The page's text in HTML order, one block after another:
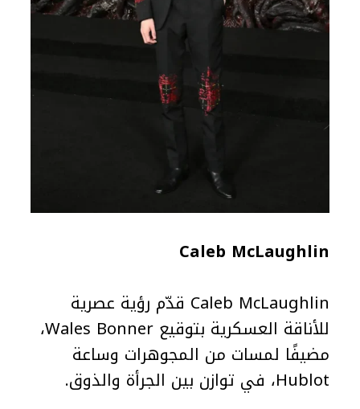
Caleb McLaughlin
Caleb McLaughlin قدّم رؤية عصرية
للأناقة العسكرية بتوقيع Wales Bonner،
مضيفًا لمسات من المجوهرات وساعة
Hublot، في توازن بين الجرأة والذوق.